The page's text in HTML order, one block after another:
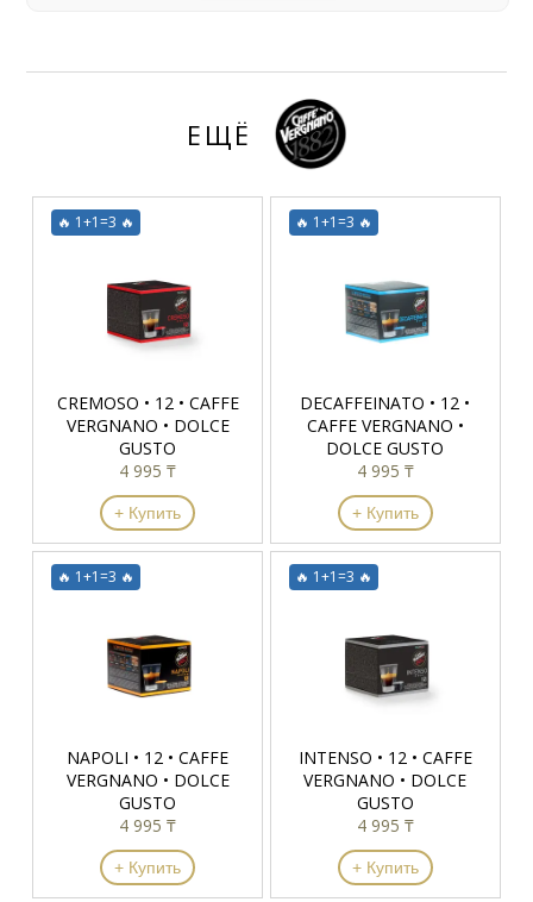
ЕЩЁ
🔥 1+1=3 🔥
CREMOSO • 12 • CAFFE
VERGNANO • DOLCE
GUSTO
4 995 ₸
+ Купить
🔥 1+1=3 🔥
DECAFFEINATO • 12 •
CAFFE VERGNANO •
DOLCE GUSTO
4 995 ₸
+ Купить
🔥 1+1=3 🔥
NAPOLI • 12 • CAFFE
VERGNANO • DOLCE
GUSTO
4 995 ₸
+ Купить
🔥 1+1=3 🔥
INTENSO • 12 • CAFFE
VERGNANO • DOLCE
GUSTO
4 995 ₸
+ Купить